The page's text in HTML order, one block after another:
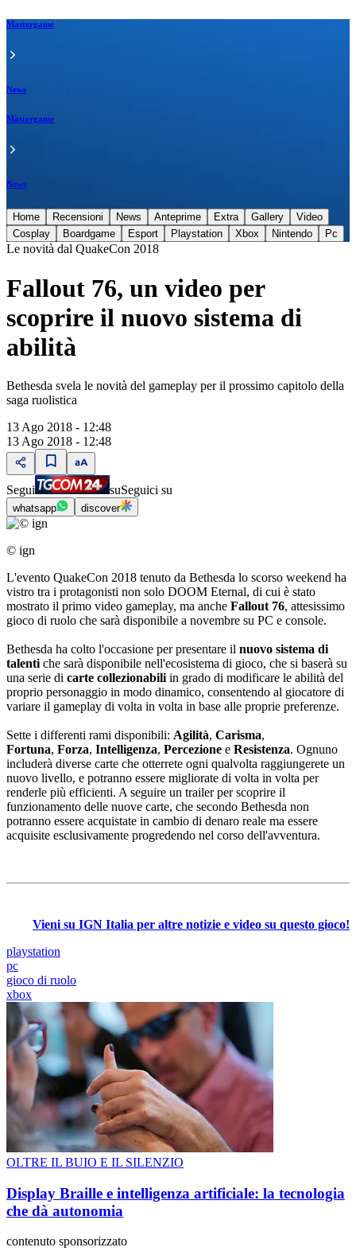
Mastergame
News
Mastergame
News
Home Recensioni News Anteprime Extra Gallery
Video
Cosplay
Boardgame Esport Playstation Xbox Nintendo Pc
Le novità dal QuakeCon 2018
Fallout 76, un video per
scoprire il nuovo sistema di
abilità
Bethesda svela le novità del gameplay per il prossimo capitolo della
saga ruolistica
13 Ago 2018 - 12:48
13 Ago 2018 - 12:48
Segui suSeguici su
whatsapp discover
© ign
L'evento QuakeCon 2018 tenuto da Bethesda lo scorso weekend ha
vistro tra i protagonisti non solo DOOM Eternal, di cui è stato
mostrato il primo video gameplay, ma anche Fallout 76, attesissimo
gioco di ruolo che sarà disponibile a novembre su PC e console.
Bethesda ha colto l'occasione per presentare il nuovo sistema di
talenti che sarà disponibile nell'ecosistema di gioco, che si baserà su
una serie di carte collezionabili in grado di modificare le abilità del
proprio personaggio in modo dinamico, consentendo al giocatore di
variare il gameplay di volta in volta in base alle proprie preferenze.
Sette i differenti rami disponibili: Agilità, Carisma,
Fortuna, Forza, Intelligenza, Percezione e Resistenza. Ognuno
includerà diverse carte che otterrete ogni qualvolta raggiungerete un
nuovo livello, e potranno essere migliorate di volta in volta per
renderle più efficienti. A seguire un trailer per scoprire il
funzionamento delle nuove carte, che secondo Bethesda non
potranno essere acquistate in cambio di denaro reale ma essere
acquisite esclusivamente progredendo nel corso dell'avventura.
Vieni su IGN Italia per altre notizie e video su questo gioco!
playstation
pc
gioco di ruolo
xbox
OLTRE IL BUIO E IL SILENZIO
Display Braille e intelligenza artificiale: la tecnologia
che dà autonomia
contenuto sponsorizzato